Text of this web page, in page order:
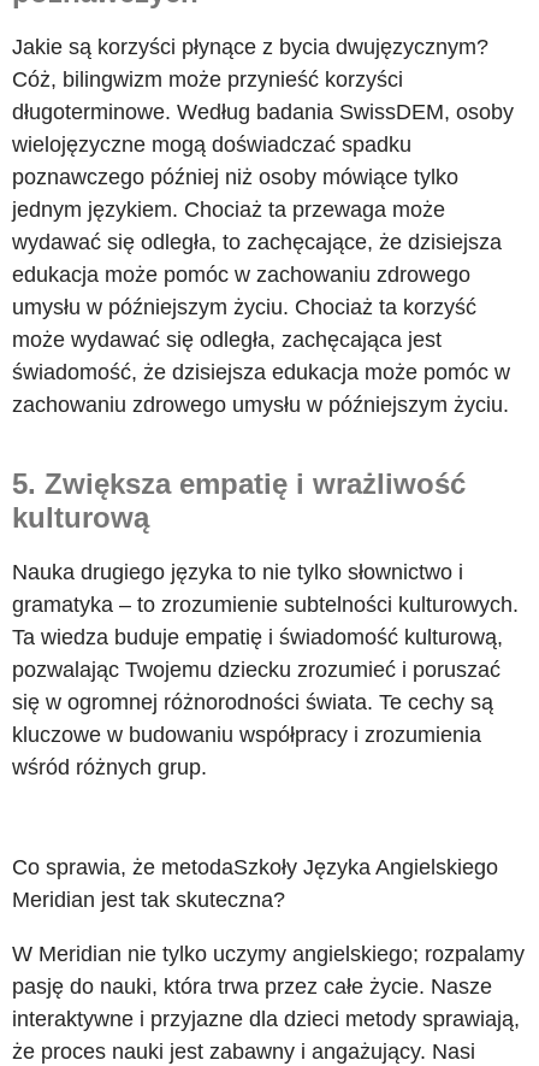
Jakie są korzyści płynące z bycia dwujęzycznym?
Cóż, bilingwizm może przynieść korzyści
długoterminowe. Według badania SwissDEM, osoby
wielojęzyczne mogą doświadczać spadku
poznawczego później niż osoby mówiące tylko
jednym językiem. Chociaż ta przewaga może
wydawać się odległa, to zachęcające, że dzisiejsza
edukacja może pomóc w zachowaniu zdrowego
umysłu w późniejszym życiu. Chociaż ta korzyść
może wydawać się odległa, zachęcająca jest
świadomość, że dzisiejsza edukacja może pomóc w
zachowaniu zdrowego umysłu w późniejszym życiu.
5. Zwiększa empatię i wrażliwość
kulturową
Nauka drugiego języka to nie tylko słownictwo i
gramatyka – to zrozumienie subtelności kulturowych.
Ta wiedza buduje empatię i świadomość kulturową,
pozwalając Twojemu dziecku zrozumieć i poruszać
się w ogromnej różnorodności świata. Te cechy są
kluczowe w budowaniu współpracy i zrozumienia
wśród różnych grup.
Co sprawia, że metodaSzkoły Języka Angielskiego
Meridian jest tak skuteczna?
W Meridian nie tylko uczymy angielskiego; rozpalamy
pasję do nauki, która trwa przez całe życie. Nasze
interaktywne i przyjazne dla dzieci metody sprawiają,
że proces nauki jest zabawny i angażujący. Nasi